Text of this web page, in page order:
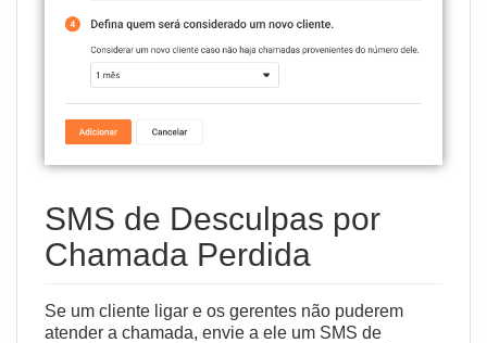
SMS de Desculpas por
Chamada Perdida
Se um cliente ligar e os gerentes não puderem
atender a chamada, envie a ele um SMS de